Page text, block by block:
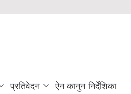
प्रतिवेदन ऐन कानुन निर्देशिका